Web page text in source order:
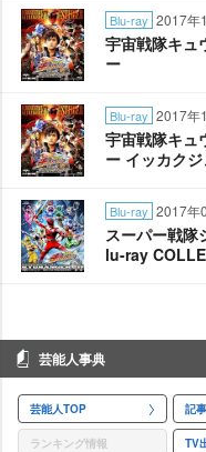
Blu-ray 2017年
宇宙戦隊キ
ー
Blu-ray 2017年
宇宙戦隊キ
ー イッカク
Blu-ray 2017年
スーパー戦隊
lu-ray
芸能人事典
芸能人TOP 記事
ランキング情報 TV